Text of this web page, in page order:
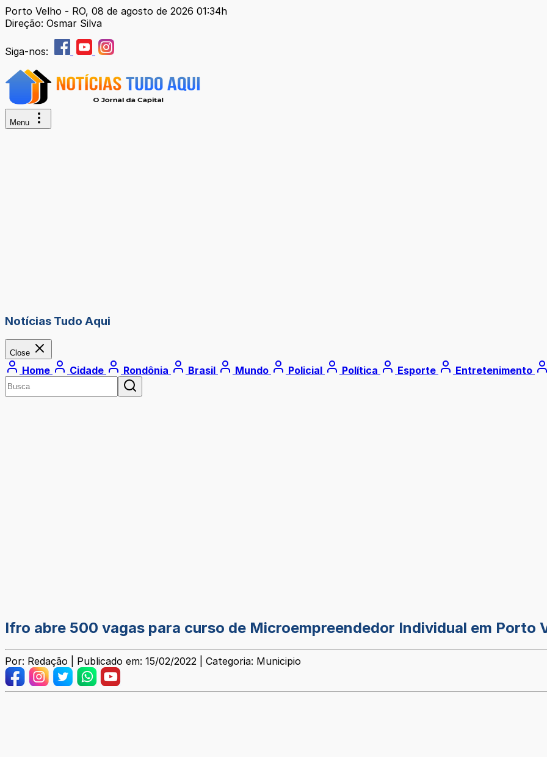
Porto Velho - RO, 08 de agosto de 2026 01:34h
Direção: Osmar Silva
Siga-nos:
Menu
Notícias Tudo Aqui
Close
Home Cidade Rondônia Brasil Mundo Policial Política Esporte Entretenimento
Ifro abre 500 vagas para curso de Microempreendedor Individual em Porto
Por: Redação | Publicado em: 15/02/2022 | Categoria: Municipio